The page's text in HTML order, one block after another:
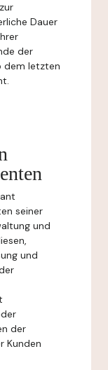
Dauer
der
dem letzten
seiner
und
und
der
Kunden